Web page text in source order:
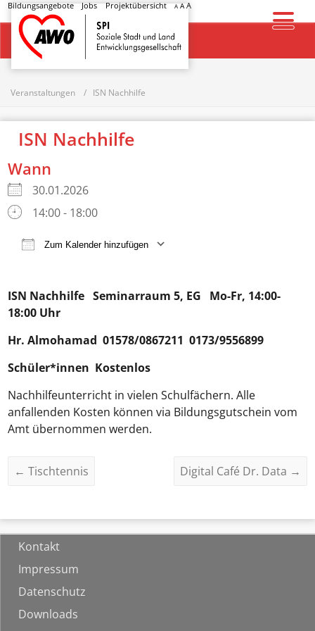
Bildungsangebote Jobs Projektübersicht A AA
Startseite
Veranstaltungen ISN Nachhilfe
ISN Nachhilfe
Wann
30.01.2026
14:00 - 18:00
Zum Kalender hinzufügen
ISN Nachhilfe Seminarraum 5, EG Mo-Fr, 14:00-
18:00 Uhr
Hr.Almohamad 01578/0867211 0173/9556899
Schüler*innen Kostenlos
Nachhilfeunterricht in vielen Schulfächern. Alle
anfallenden Kosten können via Bildungsgutschein vom
Amt übernommen werden.
← Tischtennis Digital Café Dr. Data →
Kontakt
Impressum
Datenschutz
Downloads